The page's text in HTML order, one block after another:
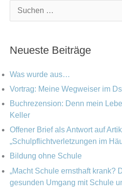
e
n
n
a
c
Neueste Beiträge
Was wurde aus…
Vortrag: Meine Wegweiser im
Buchrezension: Denn mein
Keller
Offener Brief als Antwort auf
„Schulpflichtverletzungen im
Bildung ohne Schule
„Macht Schule ernsthaft krank?
gesunden Umgang mit Schule
a
e
i
e
n
r
h